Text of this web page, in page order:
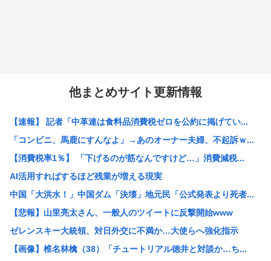
他まとめサイト更新情報
【速報】 記者「中革連は食料品消費税ゼロを公約に掲げてい...
「コンビニ、馬鹿にすんなよ」→あのオーナー夫婦、不起訴ｗ...
【消費税率1％】 「下げるのが筋なんですけど…」消費減税...
AI活用すればするほど残業が増える現実
中国「大洪水！」中国ダム「決壊」地元民「公式発表より死者...
【悲報】山里亮太さん、一般人のツイートに反撃開始www
ゼレンスキー大統領、対日外交に不満か…大使らへ強化指示
【画像】椎名林檎（38）「チュートリアル徳井と対談か…ち...